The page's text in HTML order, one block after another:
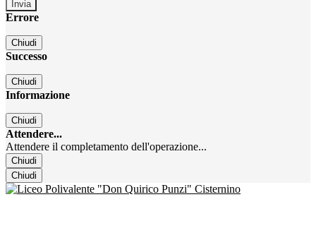
Errore
Chiudi
Successo
Chiudi
Informazione
Chiudi
Attendere...
Attendere il completamento dell'operazione...
Chiudi
Chiudi